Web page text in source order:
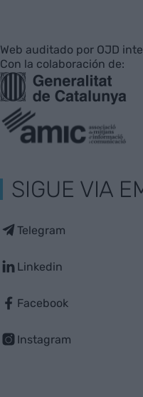
Web auditado por OJD
Con la colaboración de:
SIGUE VIA
Telegram
Linkedin
Facebook
Instagram